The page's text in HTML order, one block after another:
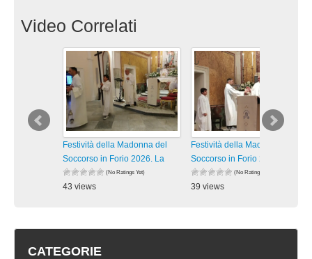
Video Correlati
Festività della Madonna del
Soccorso in Forio 2026. La
(No Ratings Yet)
43 views
Festività della Madonna del
Soccorso in Forio 2026. La
(No Ratings Yet)
39 views
CATEGORIE